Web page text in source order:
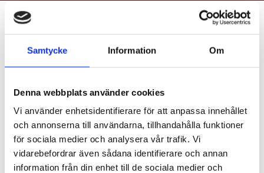
Samtycke Information Om
Denna webbplats använder cookies
Vi använder enhetsidentifierare för att anpassa innehållet
och annonserna till användarna, tillhandahålla funktioner
för sociala medier och analysera vår trafik. Vi
vidarebefordrar även sådana identifierare och annan
information från din enhet till de sociala medier och
EBR Esa Elektriskt
arbete i Sollentuna
Förkunskapskrav: